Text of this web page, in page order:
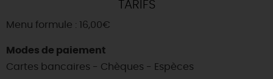
TARIFS
Menu formule : 16,00€
Modes de paiement
Cartes bancaires - Chèques - Espèces